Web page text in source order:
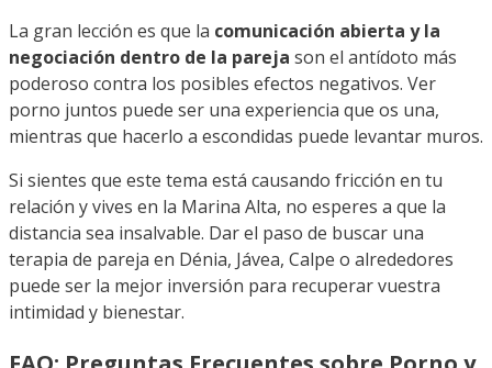
La gran lección es que la comunicación abierta y la
negociación dentro de la pareja son el antídoto más
poderoso contra los posibles efectos negativos. Ver
porno juntos puede ser una experiencia que os una,
mientras que hacerlo a escondidas puede levantar muros.
Si sientes que este tema está causando fricción en tu
relación y vives en la Marina Alta, no esperes a que la
distancia sea insalvable. Dar el paso de buscar una
terapia de pareja en Dénia, Jávea, Calpe o alrededores
puede ser la mejor inversión para recuperar vuestra
intimidad y bienestar.